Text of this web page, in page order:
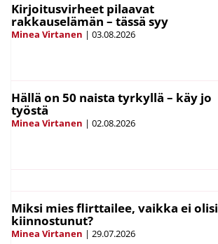
Kirjoitusvirheet pilaavat
rakkauselämän – tässä syy
Minea Virtanen | 03.08.2026
Hällä on 50 naista tyrkyllä – käy jo
työstä
Minea Virtanen | 02.08.2026
Miksi mies flirttailee, vaikka ei olisi
kiinnostunut?
Minea Virtanen | 29.07.2026